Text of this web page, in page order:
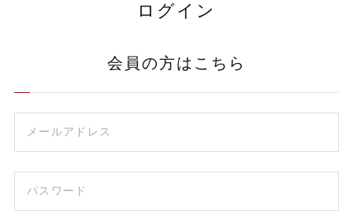
ログイン
会員の方はこちら